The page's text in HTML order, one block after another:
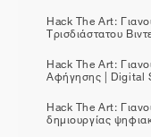
Hack The Art:
Τρισδιάστατου
Hack The Art:
Αφήγησης | Digital
Hack The Art:
δημιουργίας